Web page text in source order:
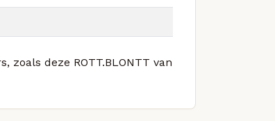
zoals deze ROTT.BLONTT van